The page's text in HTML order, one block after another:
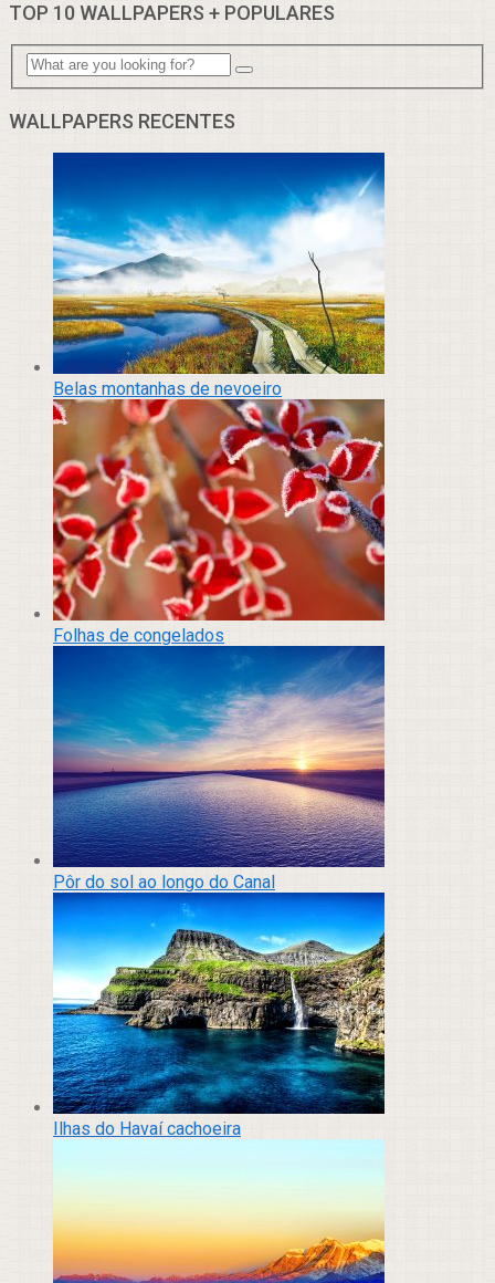
TOP 10 WALLPAPERS + POPULARES
WALLPAPERS RECENTES
Belas montanhas de nevoeiro
Folhas de congelados
Pôr do sol ao longo do Canal
Ilhas do Havaí cachoeira